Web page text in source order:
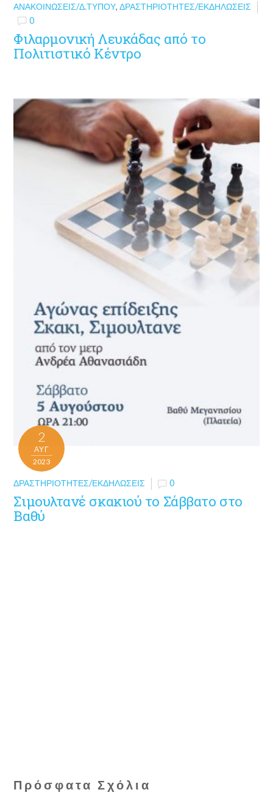
ΑΝΑΚΟΙΝΏΣΕΙΣ/Δ.ΤΎΠΟΥ,ΔΡΑΣΤΗΡΙΌΤΗΤΕΣ/ΕΚΔΗΛΏΣΕΙΣ
0
Φιλαρμονική Λευκάδας από το
Πολιτιστικό Κέντρο
2
ΑΥΓ
2023
ΔΡΑΣΤΗΡΙΌΤΗΤΕΣ/ΕΚΔΗΛΏΣΕΙΣ 0
Σιμουλτανέ σκακιού το Σάββατο στο
Βαθύ
Πρόσφατα Σχόλια